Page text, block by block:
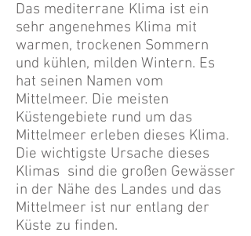
Das mediterrane Klima ist ein
sehr angenehmes Klima mit
warmen, trockenen Sommern
und kühlen, milden Wintern. Es
hat seinen Namen vom
Mittelmeer. Die meisten
Küstengebiete rund um das
Mittelmeer erleben dieses Klima.
Die wichtigste Ursache dieses
Klimas sind die großen Gewässer
in der Nähe des Landes und das
Mittelmeer ist nur entlang der
Küste zu finden.